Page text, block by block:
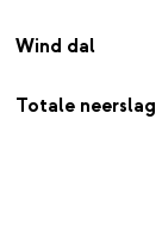
Wind dal
Totale neerslag